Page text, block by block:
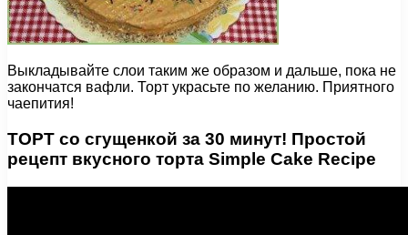
Выкладывайте слои таким же образом и дальше, пока не
закончатся вафли. Торт украсьте по желанию. Приятного
чаепития!
ТОРТ со сгущенкой за 30 минут! Простой
рецепт вкусного торта Simple Cake Recipe